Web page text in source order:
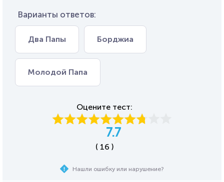
Варианты ответов:
Два Папы Борджиа
Молодой Папа
Оцените тест:
7.7
( 16 )
Нашли ошибку или нарушение?